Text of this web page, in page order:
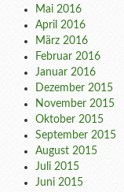
Mai 2016
April 2016
März 2016
Februar 2016
Januar 2016
Dezember 2015
November 2015
Oktober 2015
September 2015
August 2015
Juli 2015
Juni 2015